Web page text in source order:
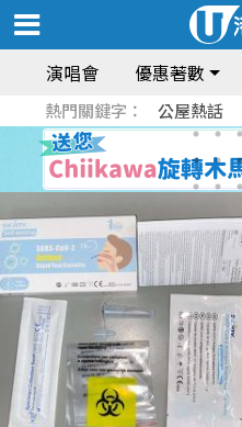
演唱會 優惠著數
熱門關鍵字： 公屋熱話